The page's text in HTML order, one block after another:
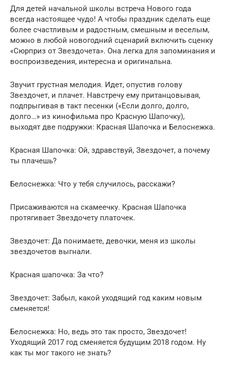
Для детей начальной школы встреча Нового года
всегда настоящее чудо! А чтобы праздник сделать еще
более счастливым и радостным, смешным и веселым,
можно в любой новогодний сценарий включить сценку
«Сюрприз от Звездочета». Она легка для запоминания и
воспроизведения, интересна и оригинальна.
Звучит грустная мелодия. Идет, опустив голову
Звездочет, и плачет. Навстречу ему пританцовывая,
подпрыгивая в такт песенки («Если долго, долго,
долго…» из кинофильма про Красную Шапочку),
выходят две подружки: Красная Шапочка и Белоснежка.
Красная Шапочка: Ой, здравствуй, Звездочет, а почему
ты плачешь?
Белоснежка: Что у тебя случилось, расскажи?
Присаживаются на скамеечку. Красная Шапочка
протягивает Звездочету платочек.
Звездочет: Да понимаете, девочки, меня из школы
звездочетов выгнали.
Красная шапочка: За что?
Звездочет: Забыл, какой уходящий год каким новым
сменяется!
Белоснежка: Но, ведь это так просто, Звездочет!
Уходящий 2017 год сменяется будущим 2018 годом. Ну
как ты мог такого не знать?